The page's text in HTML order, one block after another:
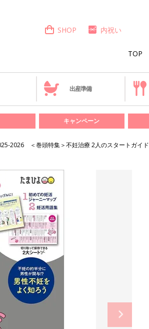
TOP
SHOP 内祝い
出産準備
キャンペーン
2026 ＜巻頭特集＞不妊治療 2人のスタートガイド